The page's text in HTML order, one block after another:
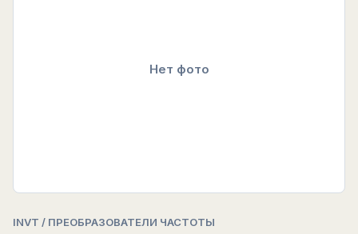
Нет фото
INVT / ПРЕОБРАЗОВАТЕЛИ ЧАСТОТЫ